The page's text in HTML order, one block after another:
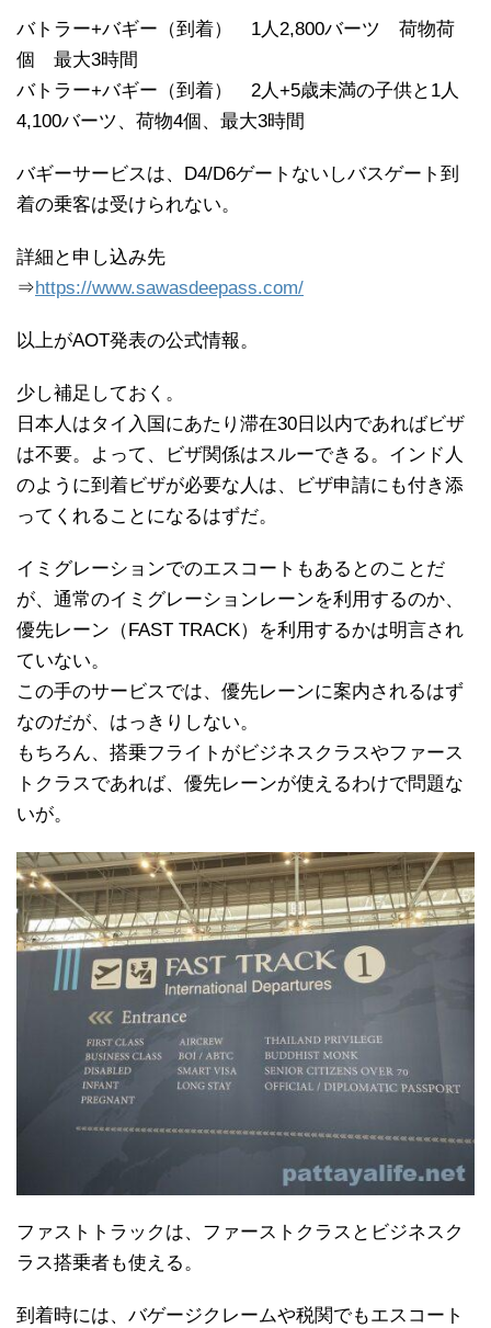
バトラー+バギー（到着） 1人2,800バーツ 荷物荷
個 最大3時間
バトラー+バギー（到着） 2人+5歳未満の子供と1人
4,100バーツ、荷物4個、最大3時間
バギーサービスは、D4/D6ゲートないしバスゲート到
着の乗客は受けられない。
詳細と申し込み先
⇒https://www.sawasdeepass.com/
以上がAOT発表の公式情報。
少し補足しておく。
日本人はタイ入国にあたり滞在30日以内であればビザ
は不要。よって、ビザ関係はスルーできる。インド人
のように到着ビザが必要な人は、ビザ申請にも付き添
ってくれることになるはずだ。
イミグレーションでのエスコートもあるとのことだ
が、通常のイミグレーションレーンを利用するのか、
優先レーン（FAST TRACK）を利用するかは明言され
ていない。
この手のサービスでは、優先レーンに案内されるはず
なのだが、はっきりしない。
もちろん、搭乗フライトがビジネスクラスやファース
トクラスであれば、優先レーンが使えるわけで問題な
いが。
ファストトラックは、ファーストクラスとビジネスク
ラス搭乗者も使える。
到着時には、バゲージクレームや税関でもエスコート